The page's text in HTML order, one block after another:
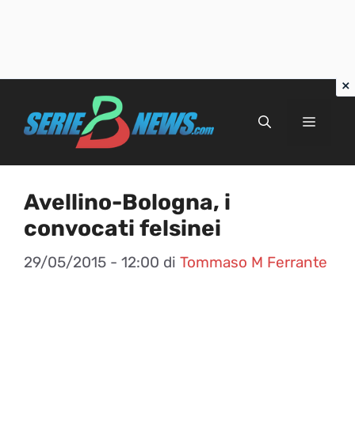
Menu
Avellino-Bologna, i
convocati felsinei
29/05/2015 - 12:00 di Tommaso M Ferrante